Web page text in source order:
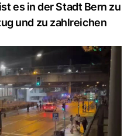
es in der Stadt Bern zu
und zu zahlreichen